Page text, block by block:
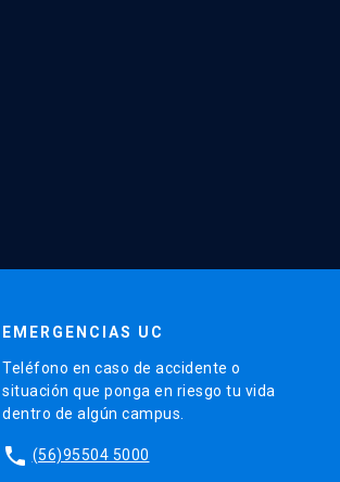
EMERGENCIAS UC
Teléfono en caso de accidente o
situación que ponga en riesgo tu vida
dentro de algún campus.
phone (56)95504 5000